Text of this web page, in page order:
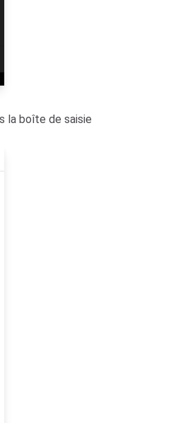
la boîte de saisie